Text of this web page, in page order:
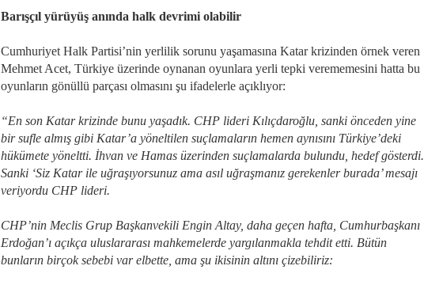
Barışçıl yürüyüş anında halk devrimi olabilir
Cumhuriyet Halk Partisi’nin yerlilik sorunu yaşamasına Katar krizinden örnek veren
Mehmet Acet, Türkiye üzerinde oynanan oyunlara yerli tepki verememesini hatta bu
oyunların gönüllü parçası olmasını şu ifadelerle açıklıyor:
“En son Katar krizinde bunu yaşadık. CHP lideri Kılıçdaroğlu, sanki önceden yine
bir sufle almış gibi Katar’a yöneltilen suçlamaların hemen aynısını Türkiye’deki
hükümete yöneltti. İhvan ve Hamas üzerinden suçlamalarda bulundu, hedef gösterdi.
Sanki ‘Siz Katar ile uğraşıyorsunuz ama asıl uğraşmanız gerekenler burada’ mesajı
veriyordu CHP lideri.
CHP’nin Meclis Grup Başkanvekili Engin Altay, daha geçen hafta, Cumhurbaşkanı
Erdoğan’ı açıkça uluslararası mahkemelerde yargılanmakla tehdit etti. Bütün
bunların birçok sebebi var elbette, ama şu ikisinin altını çizebiliriz: